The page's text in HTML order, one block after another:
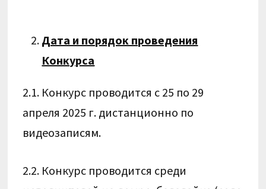
Дата и порядок проведения
Конкурса
2.1. Конкурс проводится с 25 по 29
апреля 2025 г. дистанционно по
видеозаписям.
2.2. Конкурс проводится среди